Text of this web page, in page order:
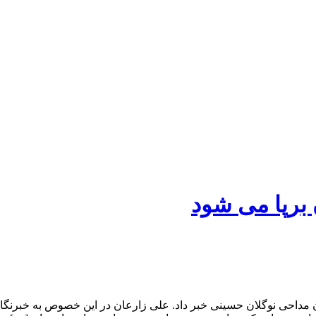
برپا می شود
نوگلان حسینی خبر داد. علی زارعان در این خصوص به